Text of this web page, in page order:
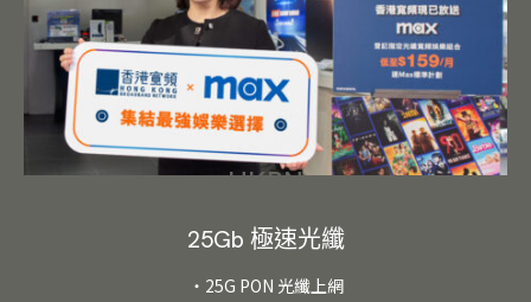
HKBN
25Gb 極速光纖
・25G PON 光纖上網